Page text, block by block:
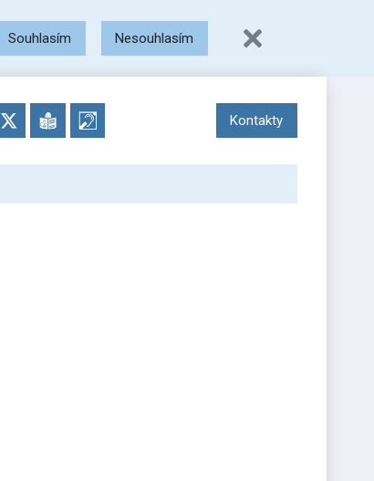
Souhlasím Nesouhlasím
Kontakty